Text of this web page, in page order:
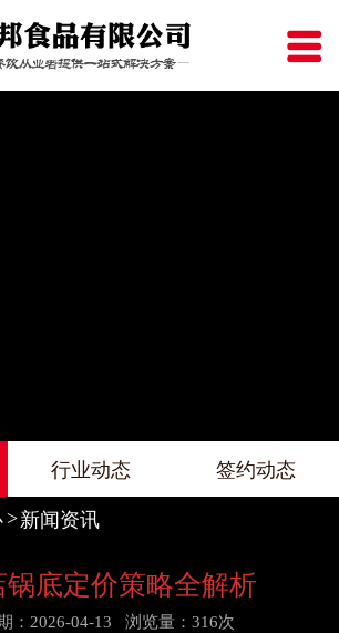
行业动态 签约动态
新闻资讯
锅底定价策略全解析
：2026-04-13 浏览量：316次